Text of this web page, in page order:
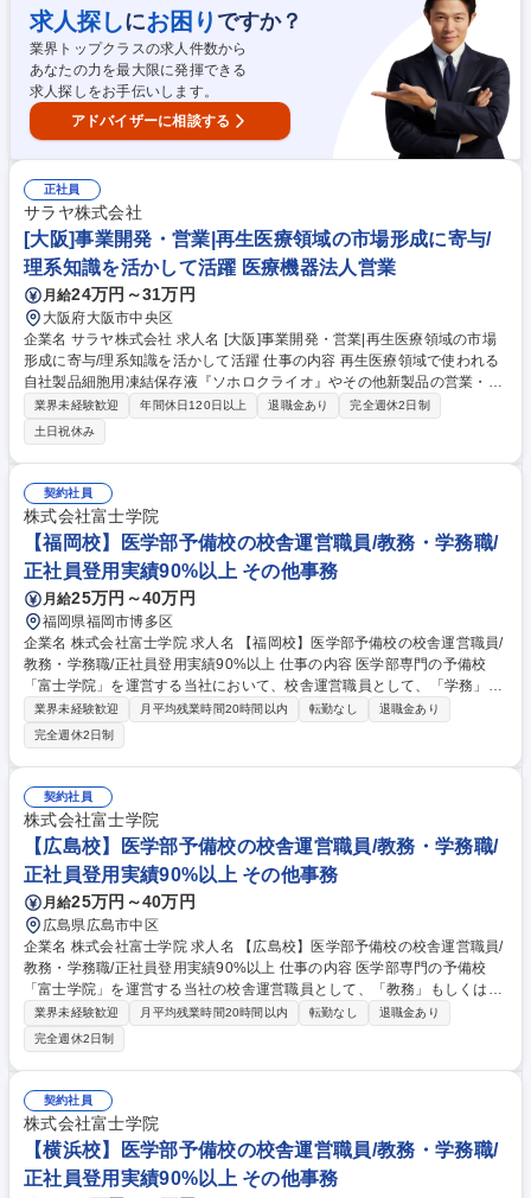
ル測定 ■測定プロトコルの確認・報告書まとめ ◇顧客活用例：https://ww
w.insent.co.jp/articles ※1～2か月に1回の海外出張（平均7～10日）が発
生します。 募集職種 厚木【海外メイン・味覚センサーのカスタマーサポ
ート】英語活かせる/転勤無
求人探しにお困り ですか？
業界トップクラスの求人件数から
あなたの力を最大限に発揮できる
求人探しをお手伝いします。
アドバイザーに相談する
正社員
サラヤ株式会社
[大阪]事業開発・営業|再生医療領域の市場形成に寄与/
理系知識を活かして活躍 医療機器法人営業
月給24万円～31万円
大阪府大阪市中央区
企業名 サラヤ株式会社 求人名 [大阪]事業開発・営業|再生医療領域の市場
形成に寄与/理系知識を活かして活躍 仕事の内容 再生医療領域で使われる
自社製品細胞用凍結保存液『ソホロクライオ』やその他新製品の営業・市
場開拓をお任せ。医療機関・大学・研究者との関係構築や学会対応にて商
品情報を提供し、販路を拡大していく仕事です。 ●自社製品『ソホロクラ
イオ』の提案活動、販路開拓 ●医療機関、大学、研究機関、企業での関係
構築・ニーズヒアリング・専門的な情報提供、学会・研究会での情報収
集、市場開拓活動 ●代理店・協力会社の探索、営業基盤の構築 ●顧客や市
場の声を開発部門へ共有し、製品改善・事業化の支援 ＊その他課内で扱っ
ている製品についても関わる、多角的に医療に貢献できるポジションで
す。 募集職種 [大阪]事業開発・営業|再生医療領域の市場形成に寄与/理系
知識を活かして活躍
業界未経験歓迎 年間休日120日以上 退職金あり
完全週休2日制
土日祝休み
契約社員
株式会社富士学院
【福岡校】医学部予備校の校舎運営職員/教務・学務職/
正社員登用実績90%以上 その他事務
月給25万円～40万円
福岡県福岡市博多区
企業名 株式会社富士学院 求人名 【福岡校】医学部予備校の校舎運営職員/
教務・学務職/正社員登用実績90%以上 仕事の内容 医学部専門の予備校
「富士学院」を運営する当社において、校舎運営職員として、「学務」も
しくは「教務」の業務をご担当いただきます。当ポジションは運営職員で
講師業務はございません。 【学務(生徒募集)】■DM,チラシなどの企画■電
話/メール問い合わせ対応■入学面談の実施■各種セミナーの実施■進学校訪
問、情報収集 など ※これまでのご経験に応じ、できることから徐々にお
任せしていきます。 【教務(校舎運営)】■学習管理(生徒面談、学習進度の
管理、時間割作成ほか)■講師マネジメント(指導依頼、指導料や授業報告の
管理ほか)■保護者連携(進捗報告、三者面談の運営ほか)■施設管理、行事運
営 など 募集職種 【福岡校】医学部予備校の校舎運営職員/教務・学務職/正
社員登用実績90%以上
業界未経験歓迎 月平均残業時間20時間以内 転勤なし
退職金あり
完全週休2日制
契約社員
株式会社富士学院
【広島校】医学部予備校の校舎運営職員/教務・学務職/
正社員登用実績90%以上 その他事務
月給25万円～40万円
広島県広島市中区
企業名 株式会社富士学院 求人名 【広島校】医学部予備校の校舎運営職員/
教務・学務職/正社員登用実績90%以上 仕事の内容 医学部専門の予備校
「富士学院」を運営する当社の校舎運営職員として、「教務」もしくは
「学務」の業務をご担当いただきます。講師業務はございません。業務の
変更の範囲：当社業務全般 【教務(校舎運営)】■学習管理(生徒面談、学習
進度の管理、時間割作成ほか)■講師マネジメント(指導依頼、指導料や授業
報告の管理ほか)■保護者連携(進捗報告、三者面談の運営ほか)■施設管理、
行事運営 など 【学務(生徒募集)】■DM,チラシなどの企画■電話/メール問
い合わせ対応■入学面談の実施■各種セミナーの実施■進学校訪問、情報収
集 など ※これまでのご経験に応じ、できることから徐々にお任せしてい
きます。 募集職種 【広島校】医学部予備校の校舎運営職員/教務・学務職/
正社員登用実績90%以上
業界未経験歓迎 月平均残業時間20時間以内 転勤なし
退職金あり
完全週休2日制
契約社員
株式会社富士学院
【横浜校】医学部予備校の校舎運営職員/教務・学務職/
正社員登用実績90%以上 その他事務